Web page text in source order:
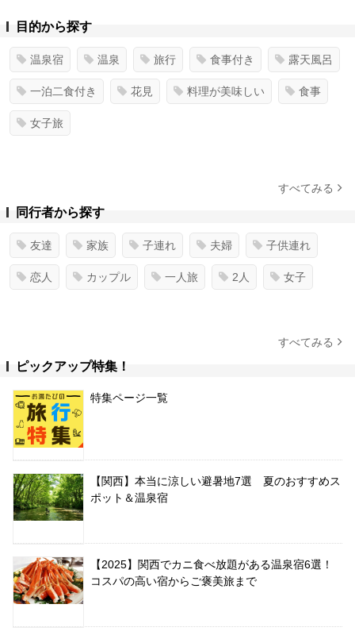
目的から探す
温泉宿 温泉 旅行 食事付き 露天風呂
一泊二食付き 花見 料理が美味しい 食事
女子旅
すべてみる
同行者から探す
友達 家族 子連れ 夫婦 子供連れ
恋人 カップル 一人旅 2人 女子
すべてみる
ピックアップ特集！
特集ページ一覧
【関西】本当に涼しい避暑地7選 夏のおすすめス
ポット＆温泉宿
【2025】関西でカニ食べ放題がある温泉宿6選！
コスパの高い宿からご褒美旅まで